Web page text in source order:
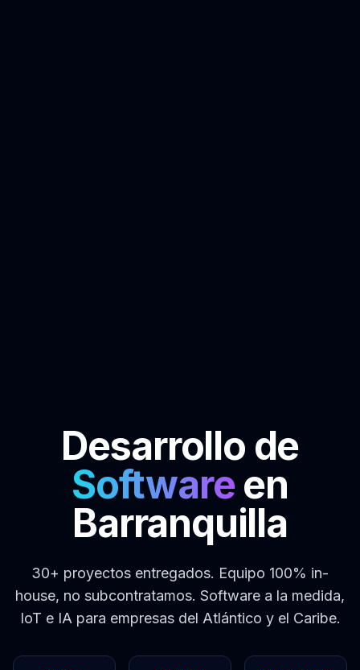
Desarrollo de
Softwareen
Barranquilla
30+ proyectos entregados. Equipo 100% in-
house, no subcontratamos. Software a la medida,
IoT e IA para empresas del Atlántico y el Caribe.